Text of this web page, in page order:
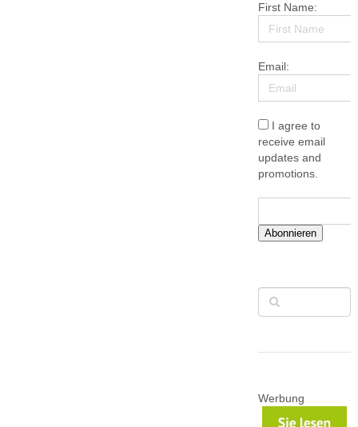
First Name:
Email:
I agree to
receive email
updates and
promotions.
Abonnieren
Werbung